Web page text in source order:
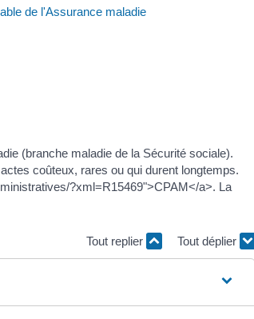
de l'Assurance maladie
(branche maladie de la Sécurité sociale).
coûteux, rares ou qui durent longtemps.
?xml=R15469">CPAM</a>. La
Tout replier Tout déplier